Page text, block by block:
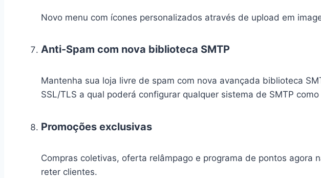
Novo menu com ícones personalizados através de upload em
Anti-Spam com nova biblioteca SMTP
Mantenha sua loja livre de spam com nova avançada biblioteca
SSL/TLS a qual poderá configurar qualquer sistema de SMTP
Promoções exclusivas
Compras coletivas, oferta relâmpago e programa de pontos agora
reter clientes.